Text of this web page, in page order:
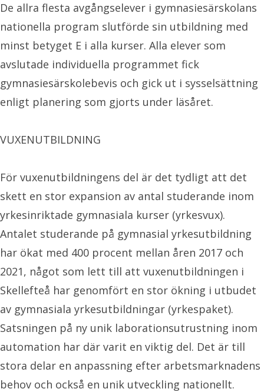
De allra flesta avgångselever i gymnasiesärskolans
nationella program slutförde sin utbildning med
minst betyget E i alla kurser. Alla elever som
avslutade individuella programmet fick
gymnasiesärskolebevis och gick ut i sysselsättning
enligt planering som gjorts under läsåret.
VUXENUTBILDNING
För vuxenutbildningens del är det tydligt att det
skett en stor expansion av antal studerande inom
yrkesinriktade gymnasiala kurser (yrkesvux).
Antalet studerande på gymnasial yrkesutbildning
har ökat med 400 procent mellan åren 2017 och
2021, något som lett till att vuxenutbildningen i
Skellefteå har genomfört en stor ökning i utbudet
av gymnasiala yrkesutbildningar (yrkespaket).
Satsningen på ny unik laborationsutrustning inom
automation har där varit en viktig del. Det är till
stora delar en anpassning efter arbetsmarknadens
behov och också en unik utveckling nationellt.